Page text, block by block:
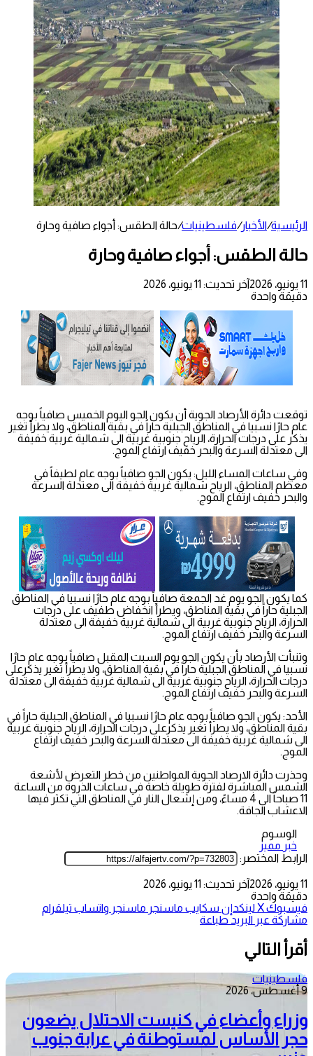
الرئيسية/الأخبار/فلسطينيات/حالة الطقس: أجواء صافية وحارة
حالة الطقس: أجواء صافية وحارة
11 يونيو، 2026
آخر تحديث: 11 يونيو، 2026
دقيقة واحدة
توقعت دائرة الأرصاد الجوية أن يكون الجو اليوم الخميس صافياً بوجه
عام حارًا نسبيا في المناطق الجبلية حاراً في بقية المناطق، ولا يطرأ تغير
يذكر على درجات الحرارة، الرياح جنوبية غربية الى شمالية غربية خفيفة
الى معتدلة السرعة والبحر خفيف ارتفاع الموج.
وفي ساعات المساء الليل: يكون الجو صافياً بوجه عام لطيفاً في
معظم المناطق، الرياح شمالية غربية خفيفة الى معتدلة السرعة
والبحر خفيف ارتفاع الموج.
كما يكون الجو يوم غد الجمعة صافياً بوجه عام حارًا نسبيا في المناطق
الجبلية حاراً في بقية المناطق، ويطرأ انخفاض طفيف على درجات
الحرارة، الرياح جنوبية غربية الى شمالية غربية خفيفة الى معتدلة
السرعة والبحر خفيف ارتفاع الموج.
وتنبأت الأرصاد بأن يكون الجو يوم السبت المقبل صافياً بوجه عام حارًا
نسبيا في المناطق الجبلية حاراً في بقية المناطق، ولا يطرأ تغير يذكرعلى
درجات الحرارة، الرياح جنوبية غربية الى شمالية غربية خفيفة الى معتدلة
السرعة والبحر خفيف ارتفاع الموج.
الأحد: يكون الجو صافياً بوجه عام حارًا نسبيا في المناطق الجبلية حاراً في
بقية المناطق، ولا يطرأ تغير يذكرعلى درجات الحرارة، الرياح جنوبية غربية
الى شمالية غربية خفيفة الى معتدلة السرعة والبحر خفيف ارتفاع
الموج.
وحذرت دائرة الارصاد الجوية المواطنين من خطر التعرض لأشعة
الشمس المباشرة لفترة طويلة خاصة في ساعات الذروة من الساعة
11 صباحاً الى 4 مساءً، ومن إشعال النار في المناطق التي تكثر فيها
الاعشاب الجافة.
الوسوم
خبر مميز
الرابط المختصر:
11 يونيو، 2026
آخر تحديث: 11 يونيو، 2026
دقيقة واحدة
فيسبوك‫Xلينكدإن سكايب ماسنجر ماسنجر واتساب تيلقرام
مشاركة عبر البريد طباعة
أقرأ التالي
فلسطينيات
9 أغسطس، 2026
وزراء وأعضاء في كنيست الاحتلال يضعون
حجر الأساس لمستوطنة في عرابة جنوب